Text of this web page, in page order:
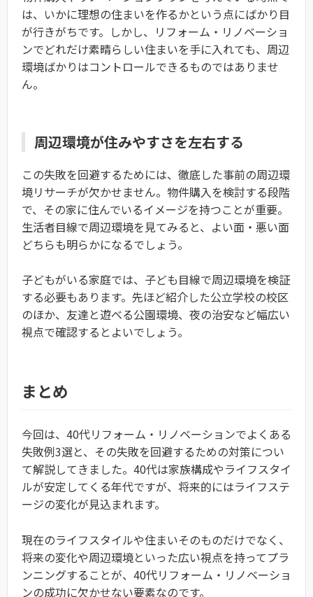
は、いかに理想の住まいを作るかという点にばかり目
が行きがちです。しかし、リフォーム・リノベーショ
ンでどれだけ素晴らしい住まいを手に入れても、周辺
環境ばかりはコントロールできるものではありませ
ん。
周辺環境が住みやすさを左右する
この失敗を回避するためには、徹底した事前の周辺環
境リサーチが欠かせません。物件購入を検討する段階
で、その家に住んでいるイメージを持つことが重要。
生活者目線で周辺環境を見てみると、よい面・悪い面
どちらも明らかになるでしょう。
子どもがいる家庭では、子ども目線で周辺環境を検証
する必要もあります。先ほど紹介した公立学校の校区
のほか、友達と遊べる公園環境、夜の治安など幅広い
視点で確認するとよいでしょう。
まとめ
今回は、40代リフォーム・リノベーションでよくある
失敗例3選と、その失敗を回避するための対策につい
て解説してきました。40代は家族構成やライフスタイ
ルが安定してくる年代ですが、将来的にはライフステ
ージの変化が見込まれます。
現在のライフスタイルや住まいそのものだけでなく、
将来の変化や周辺環境といった広い視点を持ってプラ
ンニングすることが、40代リフォーム・リノベーショ
ンの成功に欠かせない要素なのです。